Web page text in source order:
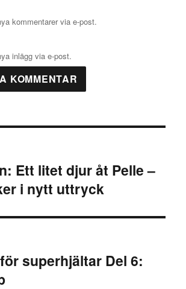
kommentarer via e-post.
inlägg via e-post.
Ett litet djur åt Pelle –
i nytt uttryck
superhjältar Del 6: